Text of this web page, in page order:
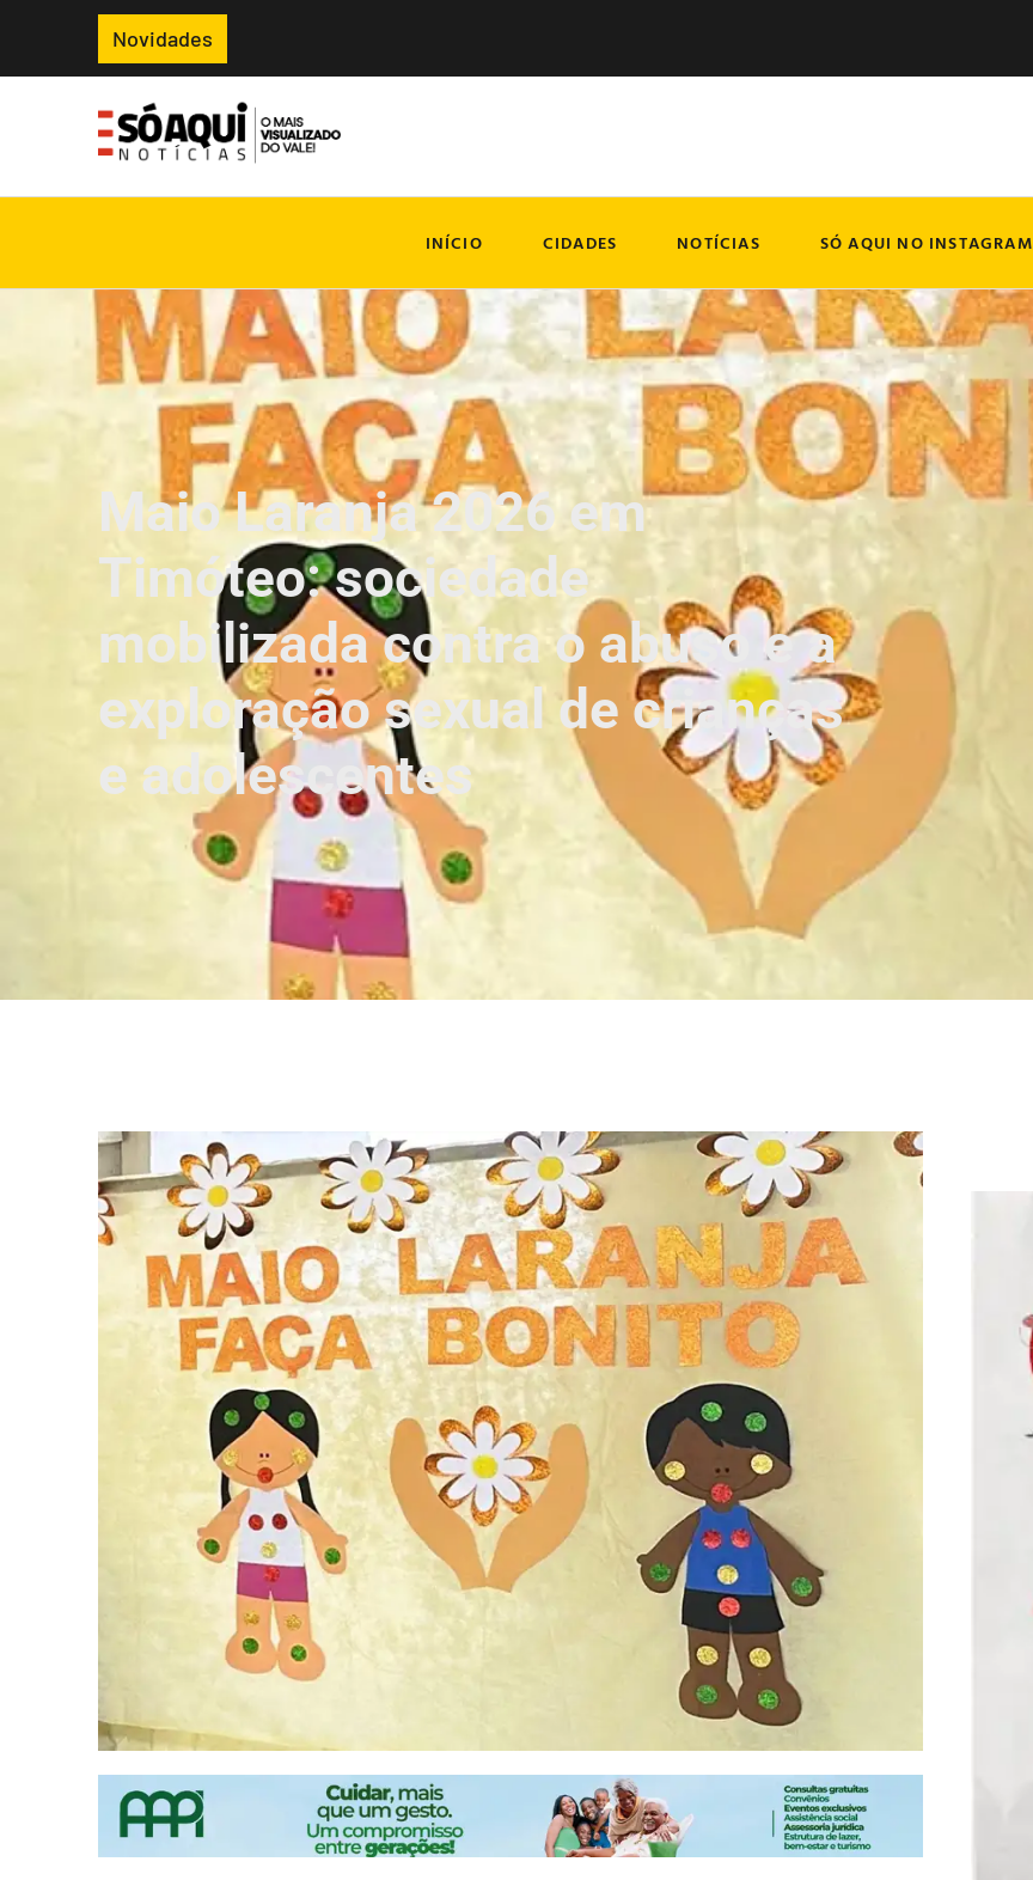
Novidades
INÍCIO CIDADES NOTÍCIAS SÓ AQUI NO INSTAGRAM
Maio Laranja 2026 em
Timóteo: sociedade
mobilizada contra o abuso e a
exploração sexual de crianças
e adolescentes